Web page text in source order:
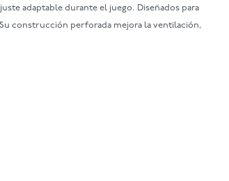
adaptable durante el juego. Diseñados para
construcción perforada mejora la ventilación,